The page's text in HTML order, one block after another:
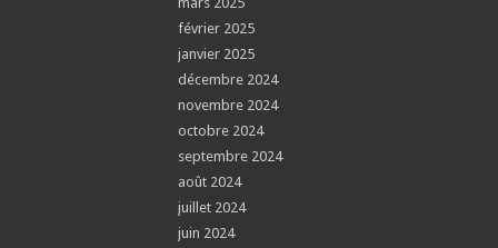
février 2025
janvier 2025
décembre 2024
novembre 2024
octobre 2024
septembre 2024
août 2024
juillet 2024
juin 2024